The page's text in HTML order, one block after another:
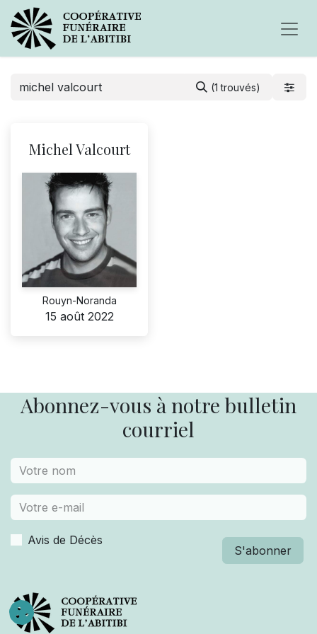
(1 trouvés)
Michel Valcourt
Rouyn-Noranda
15 août 2022
Abonnez-vous à notre bulletin
courriel
Avis de Décès
S'abonner